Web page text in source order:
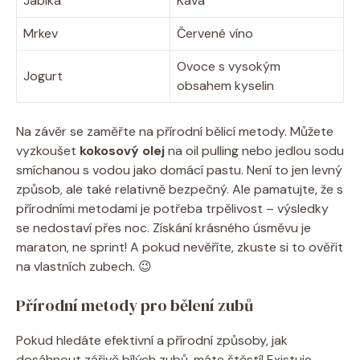
Mrkev
Červené víno
Jogurt
Ovoce s vysokým
obsahem kyselin
Na závěr se zaměřte na přírodní bělicí metody. Můžete
vyzkoušet kokosový olejna oil pulling nebo jedlou sodu
smíchanou s vodou jako domácí pastu. Není to jen levný
způsob, ale také relativně bezpečný. Ale pamatujte, že s
přírodními metodami je potřeba trpělivost – výsledky
se nedostaví přes noc. Získání krásného úsměvu je
maraton, ne sprint! A pokud nevěříte, zkuste si to ověřit
na vlastních zubech. 😉
Přírodní metody pro bělení zubů
Pokud hledáte efektivní a přírodní způsoby, jak